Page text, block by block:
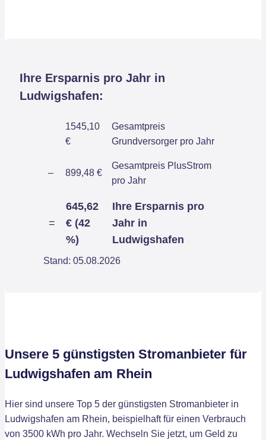
Ihre Ersparnis pro Jahr in
Ludwigshafen:
1545,10
€
Gesamtpreis
Grundversorger pro Jahr
– 899,48 €
Gesamtpreis PlusStrom
pro Jahr
=
645,62
€ (42
%)
Ihre Ersparnis pro
Jahr in
Ludwigshafen
Stand: 05.08.2026
Unsere 5 günstigsten Stromanbieter für
Ludwigshafen am Rhein
Hier sind unsere Top 5 der günstigsten Stromanbieter in
Ludwigshafen am Rhein, beispielhaft für einen Verbrauch
von 3500 kWh pro Jahr. Wechseln Sie jetzt, um Geld zu